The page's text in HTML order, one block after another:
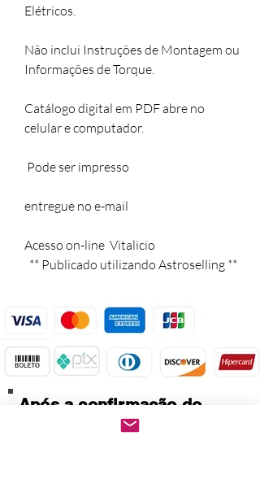
Elétricos.
Não inclui Instruções de Montagem ou
Informações de Torque.
Catálogo digital em PDF abre no
celular e computador.
Pode ser impresso
entregue no e-mail
Acesso on-line  Vitalicio
** Publicado utilizando Astroselling **
Após a confirmação do